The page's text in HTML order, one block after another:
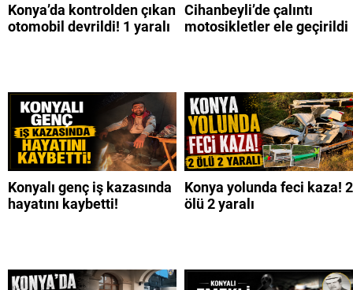
Konya’da kontrolden çıkan
otomobil devrildi! 1 yaralı
Cihanbeyli’de çalıntı
motosikletler ele geçirildi
Konyalı genç iş kazasında
hayatını kaybetti!
Konya yolunda feci kaza! 2
ölü 2 yaralı